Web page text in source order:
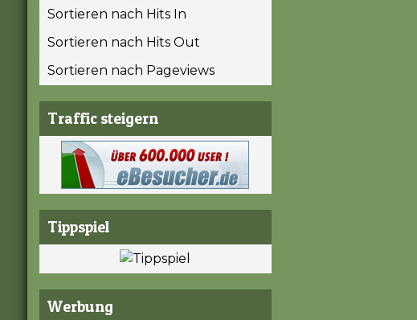
Sortieren nach Hits In
Sortieren nach Hits Out
Sortieren nach Pageviews
Traffic steigern
Tippspiel
Werbung